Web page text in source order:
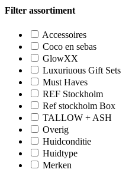
Filter assortiment
Accessoires
Coco en sebas
GlowXX
Luxuriuous Gift Sets
Must Haves
REF Stockholm
Ref stockholm Box
TALLOW + ASH
Overig
Huidconditie
Huidtype
Merken